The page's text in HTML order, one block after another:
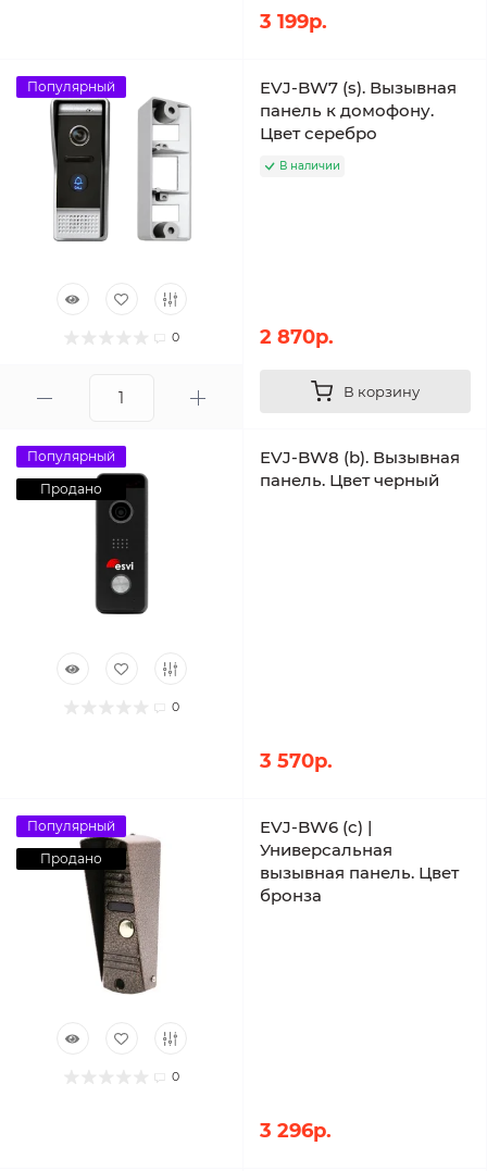
3 199р.
Популярный
0
EVJ-BW7 (s). Вызывная
панель к домофону.
Цвет серебро
В наличии
2 870р.
В корзину
Популярный
Продано
0
EVJ-BW8 (b). Вызывная
панель. Цвет черный
3 570р.
Популярный
Продано
0
EVJ-BW6 (c) |
Универсальная
вызывная панель. Цвет
бронза
3 296р.